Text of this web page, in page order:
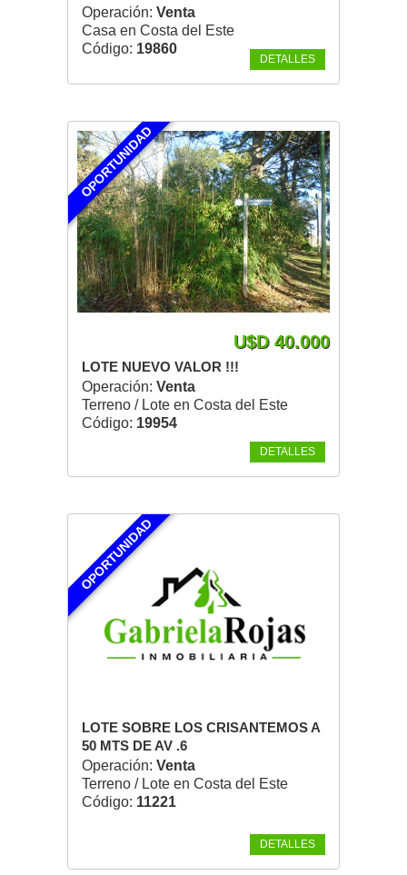
Operación: Venta
Casa en Costa del Este
Código: 19860
DETALLES
OPORTUNIDAD
U$D 40.000
LOTE NUEVO VALOR !!!
Operación: Venta
Terreno / Lote en Costa del Este
Código: 19954
DETALLES
OPORTUNIDAD
LOTE SOBRE LOS CRISANTEMOS A
50 MTS DE AV .6
Operación: Venta
Terreno / Lote en Costa del Este
Código: 11221
DETALLES